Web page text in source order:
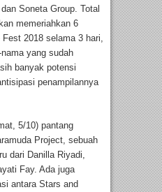
Soneta Group. Total
memeriahkan 6
2018 selama 3 hari,
yang sudah
banyak potensi
penampilannya
5/10) pantang
Project, sebuah
dari Danilla Riyadi,
Fay. Ada juga
antara Stars and